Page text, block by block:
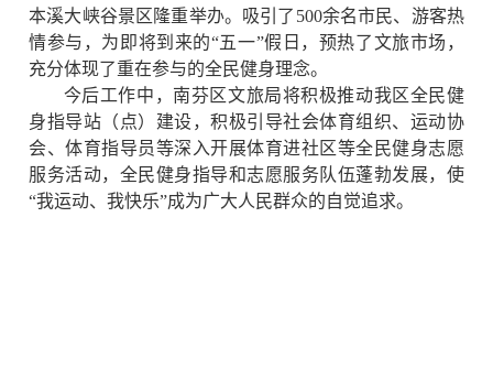
本溪大峡谷景区隆重举办。吸引了500余名市民、游客热
情参与，为即将到来的“五一”假日，预热了文旅市场，
充分体现了重在参与的全民健身理念。
今后工作中，南芬区文旅局将积极推动我区全民健
身指导站（点）建设，积极引导社会体育组织、运动协
会、体育指导员等深入开展体育进社区等全民健身志愿
服务活动，全民健身指导和志愿服务队伍蓬勃发展，使
“我运动、我快乐”成为广大人民群众的自觉追求。